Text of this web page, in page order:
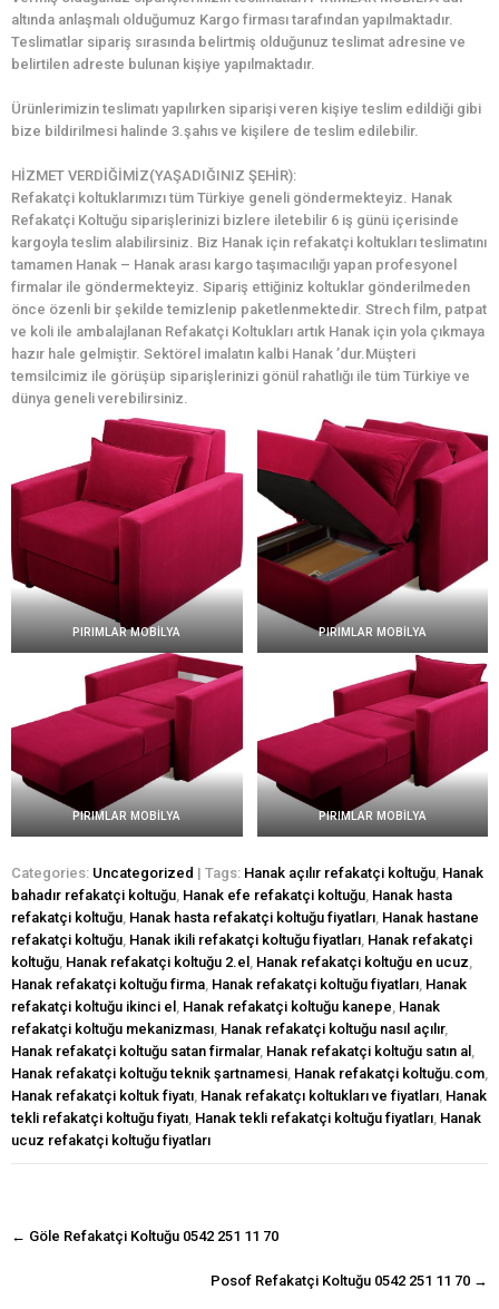
altında anlaşmalı olduğumuz Kargo firması tarafından yapılmaktadır.
Teslimatlar sipariş sırasında belirtmiş olduğunuz teslimat adresine ve
belirtilen adreste bulunan kişiye yapılmaktadır.
Ürünlerimizin teslimatı yapılırken siparişi veren kişiye teslim edildiği gibi
bize bildirilmesi halinde 3.şahıs ve kişilere de teslim edilebilir.
HİZMET VERDİĞİMİZ(YAŞADIĞINIZ ŞEHİR):
Refakatçi koltuklarımızı tüm Türkiye geneli göndermekteyiz. Hanak
Refakatçi Koltuğu siparişlerinizi bizlere iletebilir 6 iş günü içerisinde
kargoyla teslim alabilirsiniz. Biz Hanak için refakatçi koltukları teslimatını
tamamen Hanak – Hanak arası kargo taşımacılığı yapan profesyonel
firmalar ile göndermekteyiz. Sipariş ettiğiniz koltuklar gönderilmeden
önce özenli bir şekilde temizlenip paketlenmektedir. Strech film, patpat
ve koli ile ambalajlanan Refakatçi Koltukları artık Hanak için yola çıkmaya
hazır hale gelmiştir. Sektörel imalatın kalbi Hanak ’dur.Müşteri
temsilcimiz ile görüşüp siparişlerinizi gönül rahatlığı ile tüm Türkiye ve
dünya geneli verebilirsiniz.
PIRIMLAR MOBİLYA PIRIMLAR MOBİLYA
PIRIMLAR MOBİLYA PIRIMLAR MOBİLYA
Categories: Uncategorized | Tags: Hanak açılır refakatçi koltuğu Hanak
bahadır refakatçi koltuğu Hanak efe refakatçi koltuğu Hanak hasta
refakatçi koltuğu Hanak hasta refakatçi koltuğu fiyatları Hanak hastane
refakatçi koltuğu Hanak ikili refakatçi koltuğu fiyatları Hanak refakatçi
koltuğu Hanak refakatçi koltuğu 2.el Hanak refakatçi koltuğu en ucuz
Hanak refakatçi koltuğu firma Hanak refakatçi koltuğu fiyatları Hanak
refakatçi koltuğu ikinci el
Hanak refakatçi koltuğu kanepe Hanak
refakatçi koltuğu mekanizması Hanak refakatçi koltuğu nasıl açılır,
Hanak refakatçi koltuğu satan firmalar, Hanak refakatçi koltuğu satın al
Hanak refakatçi koltuğu teknik şartnamesi Hanak refakatçi koltuğu.com
Hanak refakatçi koltuk fiyatı Hanak refakatçı koltukları ve fiyatları Hanak
tekli refakatçi koltuğu fiyatı Hanak tekli refakatçi koltuğu fiyatları Hanak
ucuz refakatçi koltuğu fiyatları
navigasyon
← Göle Refakatçi Koltuğu 0542 251 11 70
Posof Refakatçi Koltuğu 0542 251 11 70 →